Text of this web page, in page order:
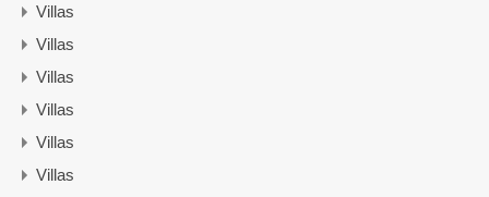
Villas
Villas
Villas
Villas
Villas
Villas